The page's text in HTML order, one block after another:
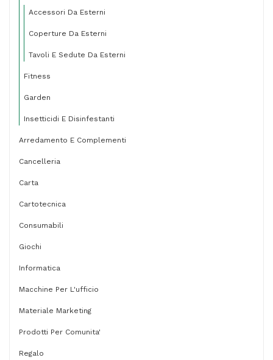
Accessori Da Esterni
Coperture Da Esterni
Tavoli E Sedute Da Esterni
Fitness
Garden
Insetticidi E Disinfestanti
Arredamento E Complementi
Cancelleria
Carta
Cartotecnica
Consumabili
Giochi
Informatica
Macchine Per L'ufficio
Materiale Marketing
Prodotti Per Comunita'
Regalo